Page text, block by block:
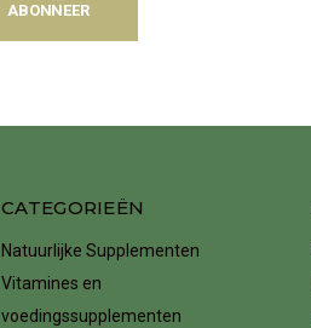
ABONNEER
CATEGORIEËN
Natuurlijke Supplementen
Vitamines en
voedingssupplementen